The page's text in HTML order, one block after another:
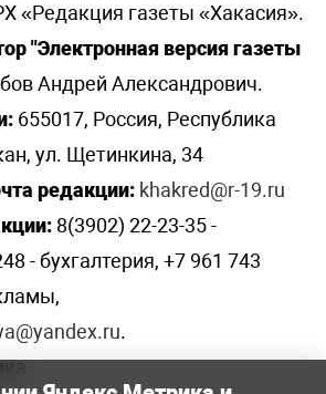
«Редакция газеты «Хакасия».
"Электронная версия газеты
Андрей Александрович.
655017, Россия, Республика
ул. Щетинкина, 34
редакции: khakred@r-19.ru
8(3902) 22-23-35 -
- бухгалтерия, +7 961 743
.